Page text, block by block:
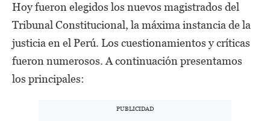
Hoy fueron elegidos los nuevos magistrados del
Tribunal Constitucional, la máxima instancia de la
justicia en el Perú. Los cuestionamientos y críticas
fueron numerosos. A continuación presentamos
los principales: